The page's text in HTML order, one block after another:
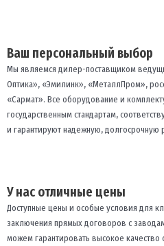
Ваш персональный выбор
Мы являемся дилер-поставщиком
Оптика», «Эмилинк», «МеталлПром»,
«Сармат». Все оборудование и
государственным стандартам,
и гарантируют надежную, долгосрочную
У нас отличные цены
Доступные цены и особые условия для
заключения прямых договоров с
можем гарантировать высокое